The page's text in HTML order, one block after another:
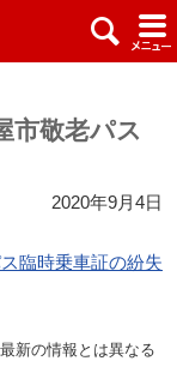
x #
市敬老パス
2020年9月4日
臨時乗車証の紛失
新の情報とは異なる